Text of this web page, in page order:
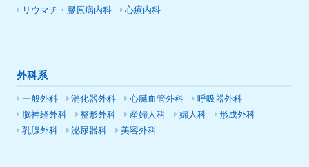
リウマチ・膠原病内科
心療内科
外科系
一般外科 消化器外科 心臓血管外科
呼吸器外科
脳神経外科
整形外科 産婦人科 婦人科
形成外科
乳腺外科
泌尿器科 美容外科